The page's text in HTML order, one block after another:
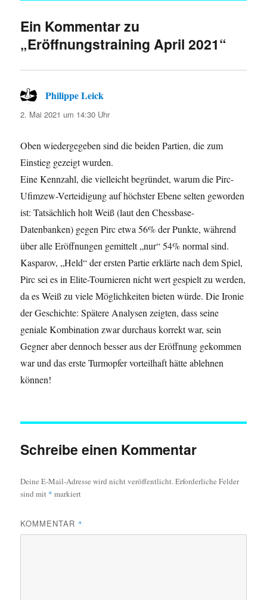
Ein Kommentar zu
„Eröffnungstraining April 2021“
Philippe Leick
2. Mai 2021 um 14:30 Uhr
Oben wiedergegeben sind die beiden Partien, die zum
Einstieg gezeigt wurden.
Eine Kennzahl, die vielleicht begründet, warum die Pirc-
Ufimzew-Verteidigung auf höchster Ebene selten geworden
ist: Tatsächlich holt Weiß (laut den Chessbase-
Datenbanken) gegen Pirc etwa 56% der Punkte, während
über alle Eröffnungen gemittelt „nur“ 54% normal sind.
Kasparov, „Held“ der ersten Partie erklärte nach dem Spiel,
Pirc sei es in Elite-Tournieren nicht wert gespielt zu werden,
da es Weiß zu viele Möglichkeiten bieten würde. Die Ironie
der Geschichte: Spätere Analysen zeigten, dass seine
geniale Kombination zwar durchaus korrekt war, sein
Gegner aber dennoch besser aus der Eröffnung gekommen
war und das erste Turmopfer vorteilhaft hätte ablehnen
können!
Schreibe einen Kommentar
Deine E-Mail-Adresse wird nicht veröffentlicht.Erforderliche Felder
sind mit * markiert
KOMMENTAR *